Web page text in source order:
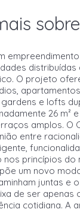
distribuídas
O projeto
e lofts
26 m² e
amplos. O
entre
nos princípios do
um novo
juntas e
de ser apenas
cotidiana. A